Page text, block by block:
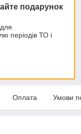
подарунок
періодів ТО і
Оплата Умови